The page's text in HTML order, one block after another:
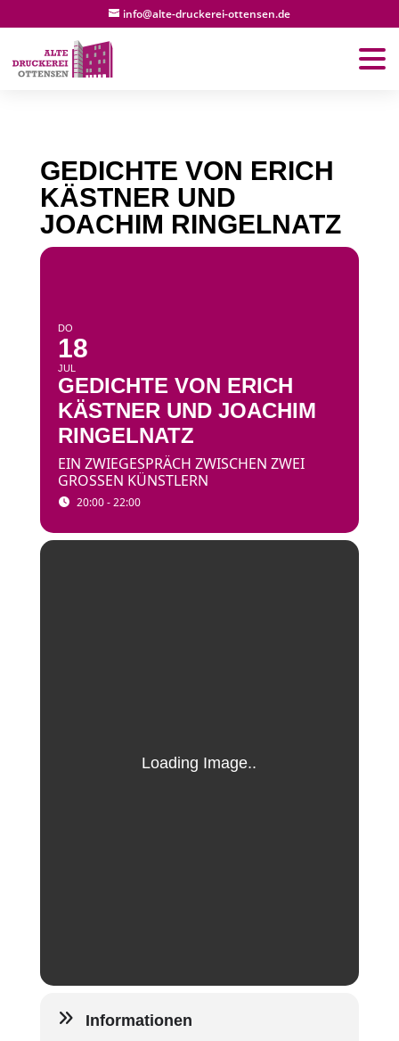
info@alte-druckerei-ottensen.de
GEDICHTE VON ERICH
KÄSTNER UND
JOACHIM RINGELNATZ
DO
18
JUL
GEDICHTE VON ERICH
KÄSTNER UND JOACHIM
RINGELNATZ
EIN ZWIEGESPRÄCH ZWISCHEN ZWEI
GROSSEN KÜNSTLERN
20:00 - 22:00
Informationen